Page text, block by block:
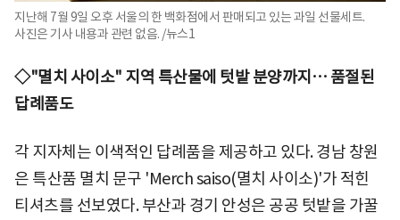
지난해 7월 9일 오후 서울의 한 백화점에서 판매되고 있는 과일 선물세트.
사진은 기사 내용과 관련 없음. /뉴스1
◇"멸치 사이소" 지역 특산물에 텃밭 분양까지… 품절된
답례품도
각 지자체는 이색적인 답례품을 제공하고 있다. 경남 창원
은 특산품 멸치 문구 'Merch saiso(멸치 사이소)'가 적힌
티셔츠를 선보였다. 부산과 경기 안성은 공공 텃밭을 가꿀